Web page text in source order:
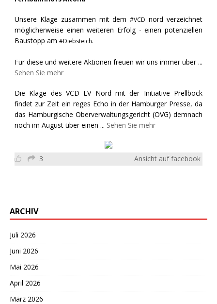
Unsere Klage zusammen mit dem#VCD nord verzeichnet
möglicherweise einen weiteren Erfolg - einen potenziellen
Baustopp am #Diebsteich.
Für diese und weitere Aktionen freuen wir uns immer über ...
Sehen Sie mehr
Die Klage des VCD LV Nord mit der Initiative Prellbock
findet zur Zeit ein reges Echo in der Hamburger Presse, da
das Hamburgische Oberverwaltungsgericht (OVG) demnach
noch im August über einen ... Sehen Sie mehr
3 Ansicht auf facebook
ARCHIV
Juli 2026
Juni 2026
Mai 2026
April 2026
März 2026